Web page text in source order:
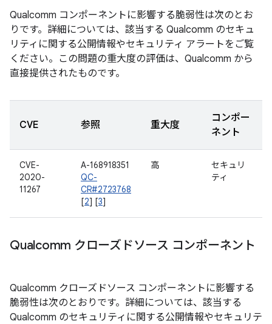
Qualcomm コンポーネントに影響する脆弱性は次のとお
りです。詳細については、該当する Qualcomm のセキュ
リティに関する公開情報やセキュリティ アラートをご覧
ください。この問題の重大度の評価は、Qualcomm から
直接提供されたものです。
CVE 参照 重大度
コンポー
ネント
CVE-
2020-
11267
A-168918351
QC-
CR#2723768
[2] [3]
高
セキュリ
ティ
Qualcomm クローズドソース コンポーネント
Qualcomm クローズドソース コンポーネントに影響する
脆弱性は次のとおりです。詳細については、該当する
Qualcomm のセキュリティに関する公開情報やセキュリテ